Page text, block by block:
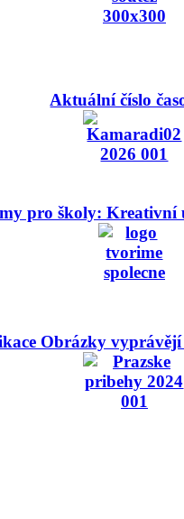
Aktuální číslo
pro školy: Kreativní
Obrázky